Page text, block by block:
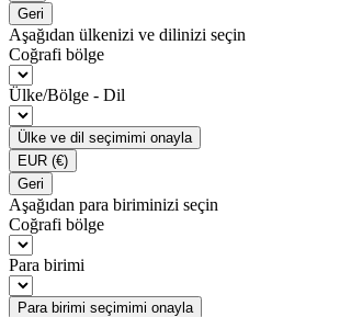
Geri
Aşağıdan ülkenizi ve dilinizi seçin
Coğrafi bölge
Ülke/Bölge - Dil
Ülke ve dil seçimimi onayla
EUR (€)
Geri
Aşağıdan para biriminizi seçin
Coğrafi bölge
Para birimi
Para birimi seçimimi onayla